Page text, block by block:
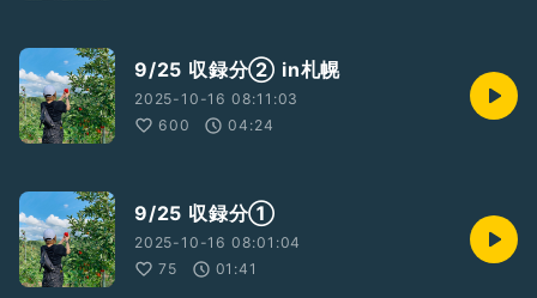
9/25 収録分② in札幌
2025-10-16 08:11:03
600
04:24
9/25 収録分①
2025-10-16 08:01:04
75
01:41